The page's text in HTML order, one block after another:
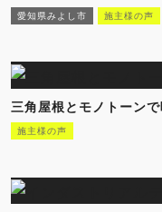
愛知県みよし市 施主様の声
三角屋根とモノトーン
施主様の声